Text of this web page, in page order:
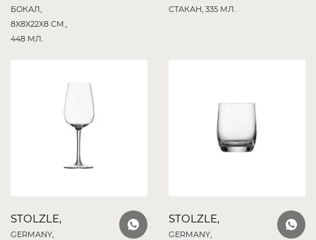
БОКАЛ,
8X8X22X8 СМ.,
448 МЛ.
СТАКАН, 335 МЛ.
STOLZLE,
GERMANY,
STOLZLE,
GERMANY,